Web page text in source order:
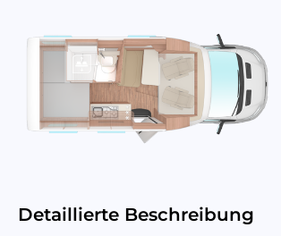
Detaillierte Beschreibung